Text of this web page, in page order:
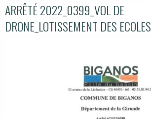
ARRÊTÉ 2022_0399_VOL DE
DRONE_LOTISSEMENT DES ECOLES